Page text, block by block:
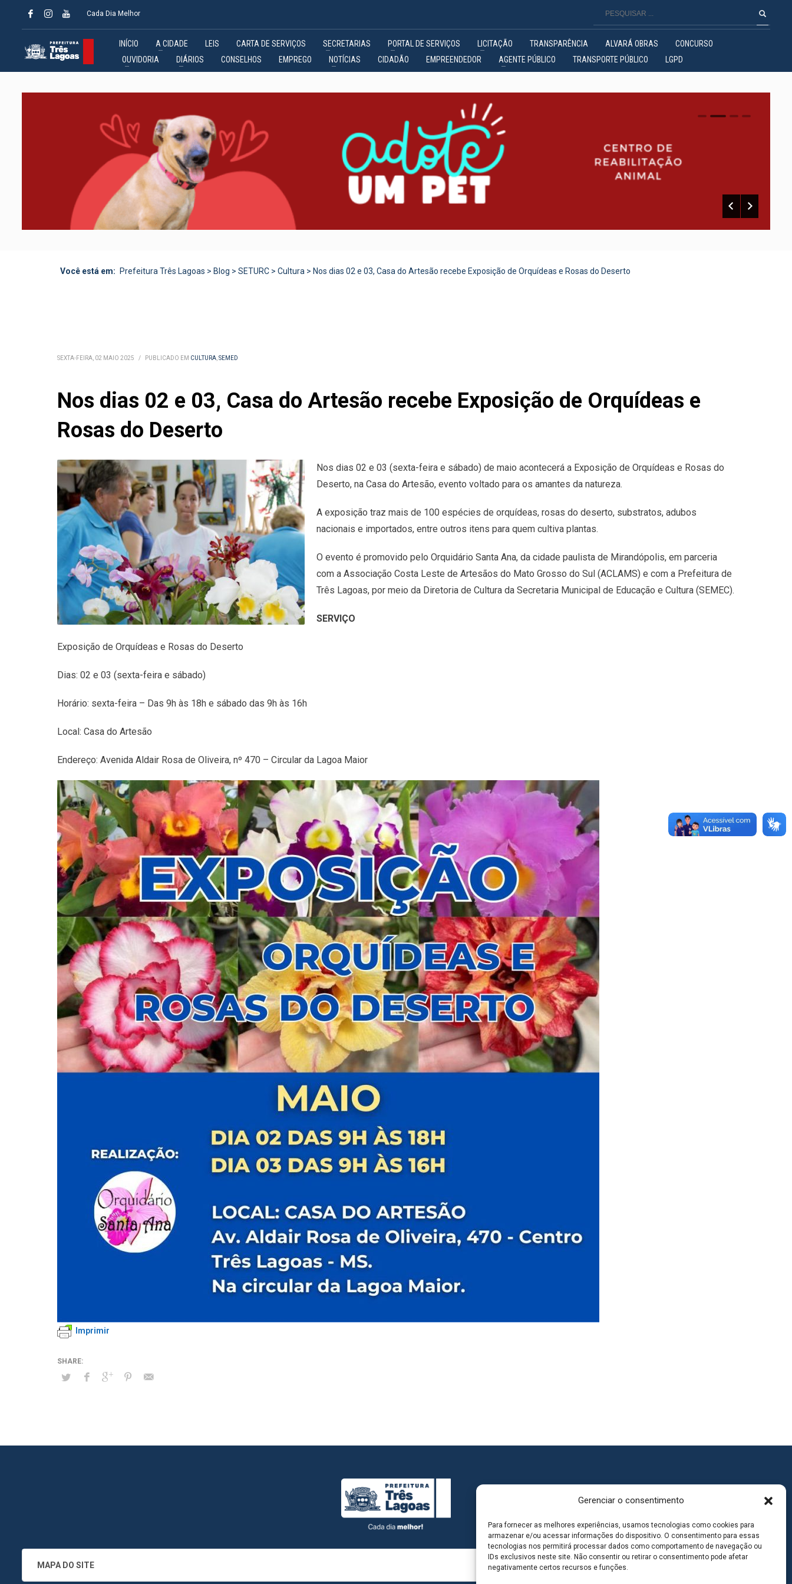
Gerenciar o consentimento
Para fornecer as melhores experiências, usamos tecnologias como cookies para
armazenar e/ou acessar informações do dispositivo. O consentimento para essas
tecnologias nos permitirá processar dados como comportamento de navegação ou
IDs exclusivos neste site. Não consentir ou retirar o consentimento pode afetar
negativamente certos recursos e funções.
Cada Dia Melhor
INÍCIO A CIDADE LEIS CARTA DE SERVIÇOS SECRETARIAS PORTAL DE SERVIÇOS LICITAÇÃO TRANSPARÊNCIA ALVARÁ OBRAS
CONCURSO
OUVIDORIA
DIÁRIOS CONSELHOS EMPREGO NOTÍCIAS CIDADÃO EMPREENDEDOR AGENTE PÚBLICO TRANSPORTE PÚBLICO LGPD
0 1 2
Você está em: Prefeitura Três Lagoas > Blog > SETURC > Cultura > Nos dias 02 e 03, Casa do Artesão recebe Exposição de Orquídeas e Rosas do Deserto
SEXTA-FEIRA, 02 MAIO 2025 / PUBLICADO EM CULTURA,SEMED
Nos dias 02 e 03, Casa do Artesão recebe Exposição de Orquídeas e
Rosas do Deserto
Nos dias 02 e 03 (sexta-feira e sábado) de maio acontecerá a Exposição de Orquídeas e Rosas do
Deserto, na Casa do Artesão, evento voltado para os amantes da natureza.
A exposição traz mais de 100 espécies de orquídeas, rosas do deserto, substratos, adubos
nacionais e importados, entre outros itens para quem cultiva plantas.
O evento é promovido pelo Orquidário Santa Ana, da cidade paulista de Mirandópolis, em parceria
com a Associação Costa Leste de Artesãos do Mato Grosso do Sul (ACLAMS) e com a Prefeitura de
Três Lagoas, por meio da Diretoria de Cultura da Secretaria Municipal de Educação e Cultura (SEMEC).
SERVIÇO
Exposição de Orquídeas e Rosas do Deserto
Dias: 02 e 03 (sexta-feira e sábado)
Horário: sexta-feira – Das 9h às 18h e sábado das 9h às 16h
Local: Casa do Artesão
Endereço: Avenida Aldair Rosa de Oliveira, nº 470 – Circular da Lagoa Maior
Imprimir
MAPA DO SITE